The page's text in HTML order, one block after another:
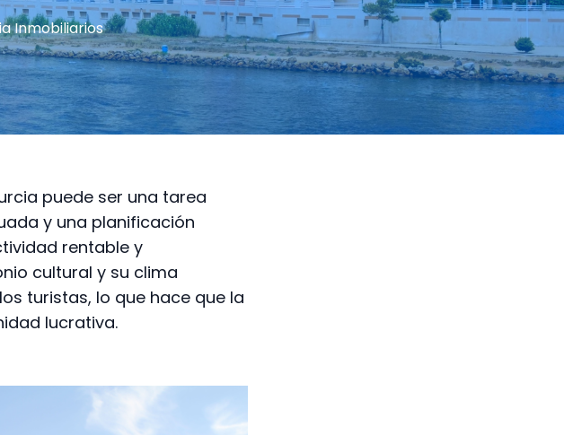
Inmobiliarios
puede ser una tarea
y una planificación
rentable y
cultural y su clima
turistas, lo que hace que la
lucrativa.